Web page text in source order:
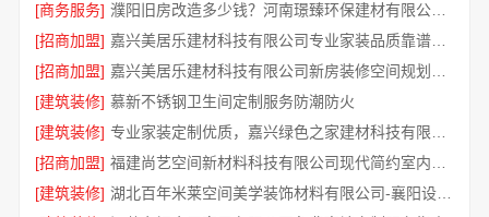
[商务服务]
濮阳旧房改造多少钱？河南璟臻环保建材有限公司透明报价
[招商加盟]
嘉兴美居乐建材科技有限公司专业家装品质靠谱有保障
[招商加盟]
[建筑装修] 慕新不锈钢卫生间定制服务防潮防火
[建筑装修]
[招商加盟]
[建筑装修]
湖北百年米莱空间美学装饰材料有限公司-襄阳设计装修轻奢风